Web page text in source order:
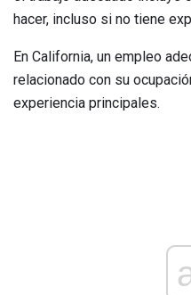
hacer, incluso si no tiene
En California, un empleo
relacionado con su
experiencia principales.